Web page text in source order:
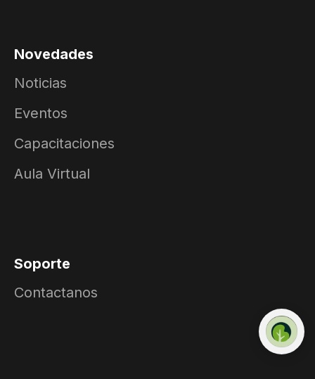
Novedades
Noticias
Eventos
Capacitaciones
Aula Virtual
Soporte
Contactanos